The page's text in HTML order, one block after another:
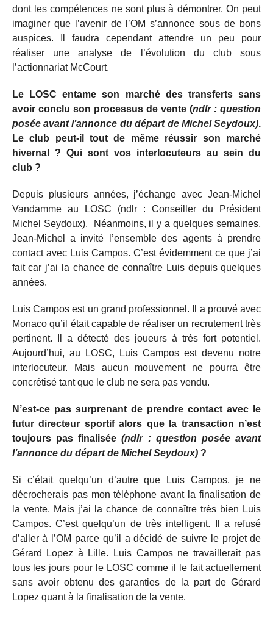
dont les compétences ne sont plus à démontrer. On peut
imaginer que l’avenir de l’OM s’annonce sous de bons
auspices. Il faudra cependant attendre un peu pour
réaliser une analyse de l’évolution du club sous
l’actionnariat McCourt.
Le LOSC entame son marché des transferts sans
avoir conclu son processus de vente (ndlr : question
posée avant l’annonce du départ de Michel Seydoux).
Le club peut-il tout de même réussir son marché
hivernal ? Qui sont vos interlocuteurs au sein du
club ?
Depuis plusieurs années, j’échange avec Jean-Michel
Vandamme au LOSC (ndlr : Conseiller du Président
Michel Seydoux). Néanmoins, il y a quelques semaines,
Jean-Michel a invité l’ensemble des agents à prendre
contact avec Luis Campos. C’est évidemment ce que j’ai
fait car j’ai la chance de connaître Luis depuis quelques
années.
Luis Campos est un grand professionnel. Il a prouvé avec
Monaco qu’il était capable de réaliser un recrutement très
pertinent. Il a détecté des joueurs à très fort potentiel.
Aujourd’hui, au LOSC, Luis Campos est devenu notre
interlocuteur. Mais aucun mouvement ne pourra être
concrétisé tant que le club ne sera pas vendu.
N’est-ce pas surprenant de prendre contact avec le
futur directeur sportif alors que la transaction n’est
toujours pas finalisée(ndlr : question posée avant
l’annonce du départ de Michel Seydoux)?
Si c’était quelqu’un d’autre que Luis Campos, je ne
décrocherais pas mon téléphone avant la finalisation de
la vente. Mais j’ai la chance de connaître très bien Luis
Campos. C’est quelqu’un de très intelligent. Il a refusé
d’aller à l’OM parce qu’il a décidé de suivre le projet de
Gérard Lopez à Lille. Luis Campos ne travaillerait pas
tous les jours pour le LOSC comme il le fait actuellement
sans avoir obtenu des garanties de la part de Gérard
Lopez quant à la finalisation de la vente.